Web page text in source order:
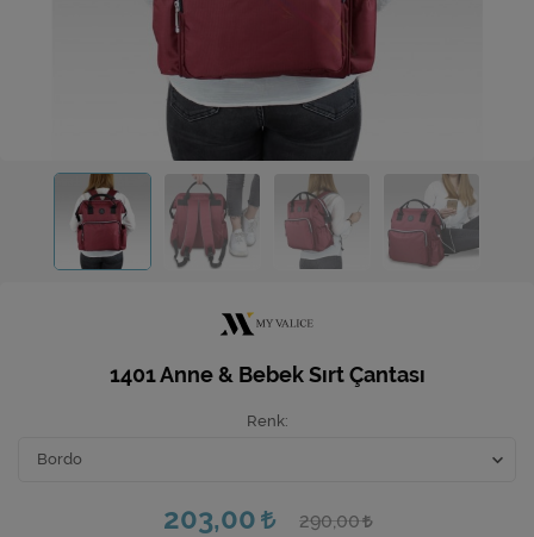
Yeni İş Hediyeleri
Mutfak
1401 Anne & Bebek Sırt Çantası
Renk
203,00 290,00